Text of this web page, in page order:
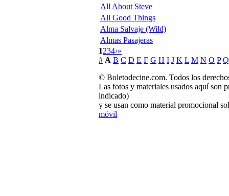
All About Steve
All Good Things
Alma Salvaje (Wild)
Almas Pasajeras
1234›»
# A B C D E F G H I J K L M N O P Q
© Boletodecine.com. Todos los
Las fotos y materiales usados aquí son
indicado)
y se usan como material promocional
móvil